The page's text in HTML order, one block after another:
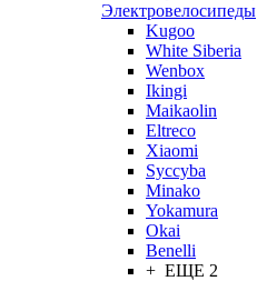
Электровелосипеды
Kugoo
White Siberia
Wenbox
Ikingi
Maikaolin
Eltreco
Xiaomi
Syccyba
Minako
Yokamura
Okai
Benelli
+ ЕЩЕ 2